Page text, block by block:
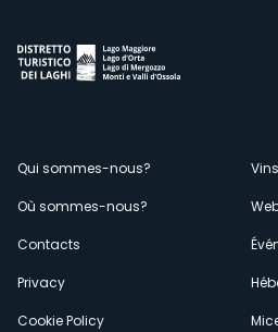
Menù
secondario
Qui sommes-nous?
Où sommes-nous?
Contacts
Privacy
Cookie Policy